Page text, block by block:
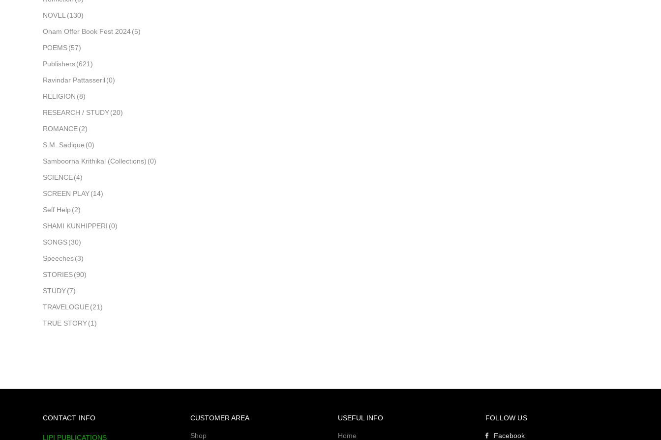
NOVEL (130)
Onam Offer Book Fest 2024(5)
POEMS(57)
Publishers(621)
Ravindar Pattasseril (0)
RELIGION (8)
RESEARCH / STUDY(20)
ROMANCE(2)
S.M. Sadique (0)
Samboorna Krithikal (Collections) (0)
SCIENCE(4)
SCREEN PLAY(14)
Self Help (2)
SHAMI KUNHIPPERI (0)
SONGS(30)
Speeches(3)
STORIES(90)
STUDY(7)
TRAVELOGUE(21)
TRUE STORY(1)
CONTACT INFO
LIPI PUBLICATIONS
CUSTOMER AREA
Shop
USEFUL INFO
Home
FOLLOW US
Facebook